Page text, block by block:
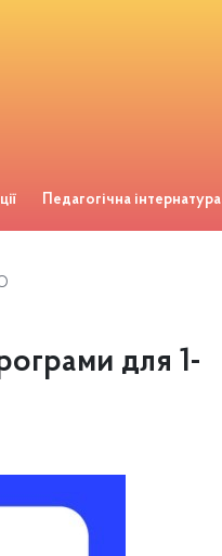
Педагогічна інтернатура
для 1-